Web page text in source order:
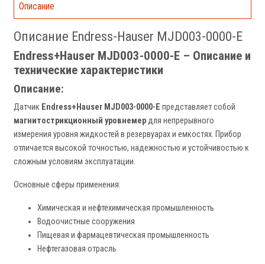
Описание
Описание Endress-Hauser MJD003-0000-E
Endress+Hauser MJD003-0000-E – Описание и
технические характеристики
Описание:
Датчик Endress+Hauser MJD003-0000-E представляет собой
магнитострикционный уровнемердля непрерывного
измерения уровня жидкостей в резервуарах и емкостях. Прибор
отличается высокой точностью, надежностью и устойчивостью к
сложным условиям эксплуатации.
Основные сферы применения:
Химическая и нефтехимическая промышленность
Водоочистные сооружения
Пищевая и фармацевтическая промышленность
Нефтегазовая отрасль